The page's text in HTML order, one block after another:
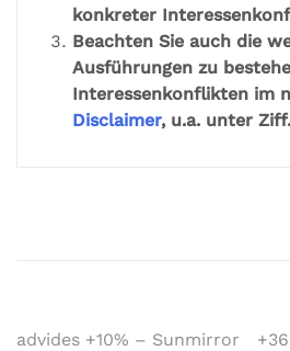
konkreter
Beachten Sie auch die
Ausführungen zu
Interessenkonflikten im
Disclaimer, u.a. unter
advides +10% – Sunmirror